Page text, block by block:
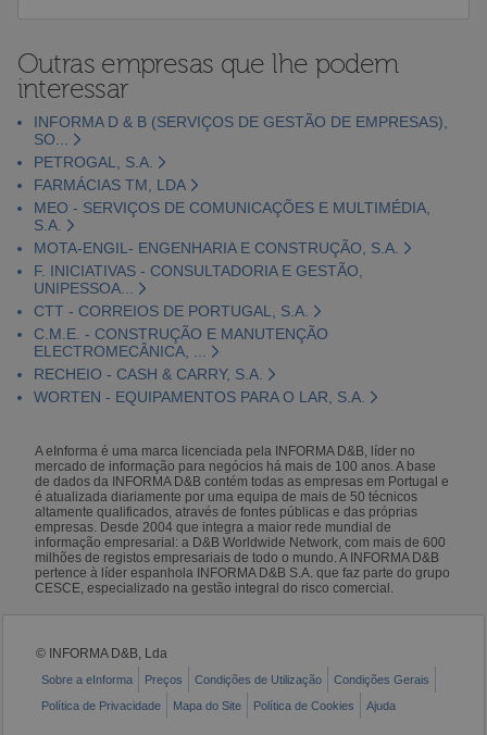
Outras empresas que lhe podem
interessar
INFORMA D & B (SERVIÇOS DE GESTÃO DE EMPRESAS),
SO...
PETROGAL, S.A.
FARMÁCIAS TM, LDA
MEO - SERVIÇOS DE COMUNICAÇÕES E MULTIMÉDIA,
S.A.
MOTA-ENGIL- ENGENHARIA E CONSTRUÇÃO, S.A.
F. INICIATIVAS - CONSULTADORIA E GESTÃO,
UNIPESSOA...
CTT - CORREIOS DE PORTUGAL, S.A.
C.M.E. - CONSTRUÇÃO E MANUTENÇÃO
ELECTROMECÂNICA, ...
RECHEIO - CASH & CARRY, S.A.
WORTEN - EQUIPAMENTOS PARA O LAR, S.A.
A eInforma é uma marca licenciada pela INFORMA D&B, líder no
mercado de informação para negócios há mais de 100 anos. A base
de dados da INFORMA D&B contém todas as empresas em Portugal e
é atualizada diariamente por uma equipa de mais de 50 técnicos
altamente qualificados, através de fontes públicas e das próprias
empresas. Desde 2004 que integra a maior rede mundial de
informação empresarial: a D&B Worldwide Network, com mais de 600
milhões de registos empresariais de todo o mundo. A INFORMA D&B
pertence à líder espanhola INFORMA D&B S.A. que faz parte do grupo
CESCE, especializado na gestão integral do risco comercial.
© INFORMA D&B, Lda
Sobre a eInforma Preços Condições de Utilização
Condições Gerais
Política de Privacidade
Mapa do Site Política de Cookies Ajuda